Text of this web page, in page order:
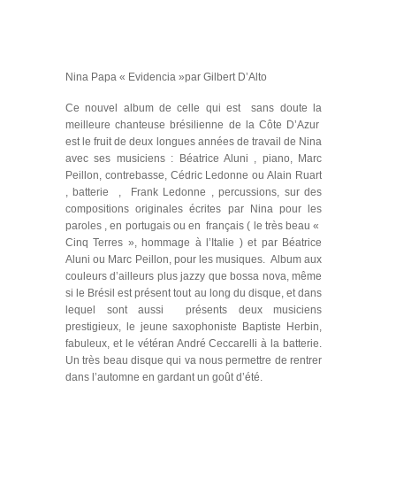
Nina Papa « Evidencia »par Gilbert D’Alto
Ce nouvel album de celle qui est sans doute la
meilleure chanteuse brésilienne de la Côte D’Azur
est le fruit de deux longues années de travail de Nina
avec ses musiciens : Béatrice Aluni , piano, Marc
Peillon, contrebasse, Cédric Ledonne ou Alain Ruart
, batterie , Frank Ledonne , percussions, sur des
compositions originales écrites par Nina pour les
paroles , en portugais ou en français ( le très beau «
Cinq Terres », hommage à l’Italie ) et par Béatrice
Aluni ou Marc Peillon, pour les musiques. Album aux
couleurs d’ailleurs plus jazzy que bossa nova, même
si le Brésil est présent tout au long du disque, et dans
lequel sont aussi présents deux musiciens
prestigieux, le jeune saxophoniste Baptiste Herbin,
fabuleux, et le vétéran André Ceccarelli à la batterie.
Un très beau disque qui va nous permettre de rentrer
dans l’automne en gardant un goût d’été.